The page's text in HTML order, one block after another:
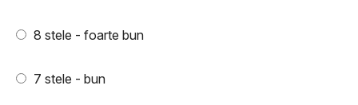
8 stele - foarte bun
7 stele - bun